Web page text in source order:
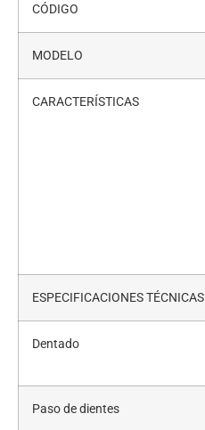
CÓDIGO
MODELO
CARACTERÍSTICAS
ESPECIFICACIONES TÉCNICAS
Dentado
Paso de dientes